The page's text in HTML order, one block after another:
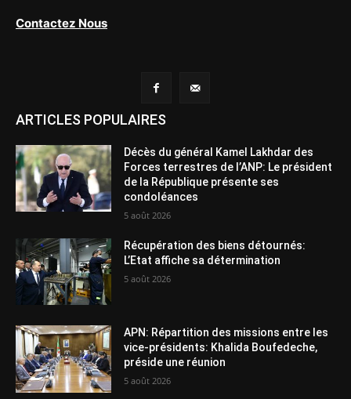
Contactez Nous
ARTICLES POPULAIRES
Décès du général Kamel Lakhdar des
Forces terrestres de l’ANP: Le président
de la République présente ses
condoléances
5 août 2026
Récupération des biens détournés:
L’Etat affiche sa détermination
5 août 2026
APN: Répartition des missions entre les
vice-présidents: Khalida Boufedeche,
préside une réunion
5 août 2026